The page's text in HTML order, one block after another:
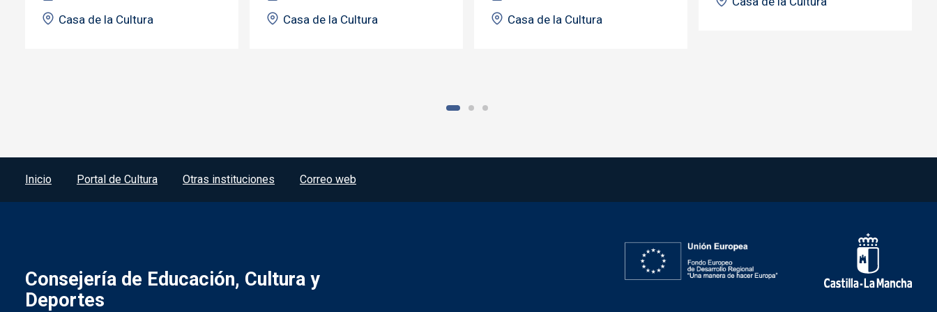
Casa de la Cultura
Casa de la Cultura
Casa de la Cultura
Menú del pie
Inicio Portal de Cultura Otras instituciones Correo web
Consejería de Educación, Cultura y
Deportes